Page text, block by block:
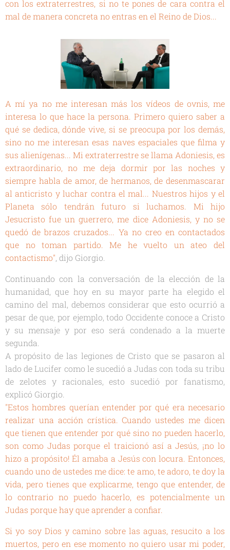
con los extraterrestres, si no te pones de cara contra el
mal de manera concreta no entras en el Reino de Dios...
A mí ya no me interesan más los vídeos de ovnis, me
interesa lo que hace la persona. Primero quiero saber a
qué se dedica, dónde vive, si se preocupa por los demás,
sino no me interesan esas naves espaciales que filma y
sus alienígenas... Mi extraterrestre se llama Adoniesis, es
extraordinario, no me deja dormir por las noches y
siempre habla de amor, de hermanos, de desenmascarar
al anticristo y luchar contra el mal... Nuestros hijos y el
Planeta sólo tendrán futuro si luchamos. Mi hijo
Jesucristo fue un guerrero, me dice Adoniesis, y no se
quedó de brazos cruzados... Ya no creo en contactados
que no toman partido. Me he vuelto un ateo del
contactismo", dijo Giorgio.
Continuando con la conversación de la elección de la
humanidad, que hoy en su mayor parte ha elegido el
camino del mal, debemos considerar que esto ocurrió a
pesar de que, por ejemplo, todo Occidente conoce a Cristo
y su mensaje y por eso será condenado a la muerte
segunda.
A propósito de las legiones de Cristo que se pasaron al
lado de Lucifer como le sucedió a Judas con toda su tribu
de zelotes y racionales, esto sucedió por fanatismo,
explicó Giorgio.
"Estos hombres querían entender por qué era necesario
realizar una acción crística. Cuando ustedes me dicen
que tienen que entender por qué sino no pueden hacerlo,
son como Judas porque el traicionó así a Jesús, ¡no lo
hizo a propósito! Él amaba a Jesús con locura. Entonces,
cuando uno de ustedes me dice: te amo, te adoro, te doy la
vida, pero tienes que explicarme, tengo que entender, de
lo contrario no puedo hacerlo, es potencialmente un
Judas porque hay que aprender a confiar.
Si yo soy Dios y camino sobre las aguas, resucito a los
muertos, pero en ese momento no quiero usar mi poder,